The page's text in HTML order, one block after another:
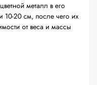
металл в его
10-20 см, после чего их
от веса и массы